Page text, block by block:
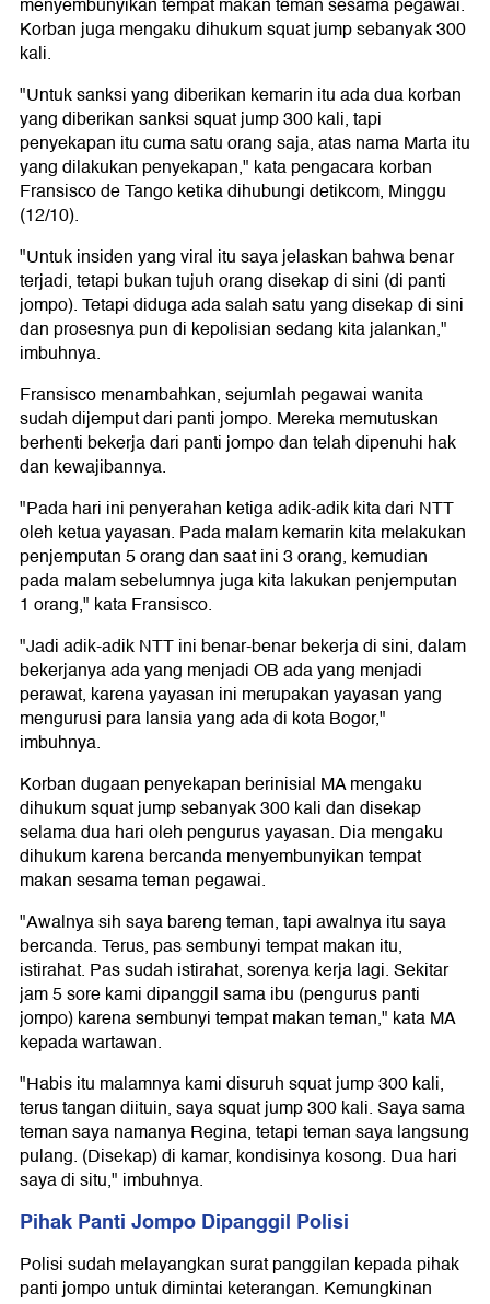
menyembunyikan tempat makan teman sesama pegawai.
Korban juga mengaku dihukum squat jump sebanyak 300
kali.
"Untuk sanksi yang diberikan kemarin itu ada dua korban
yang diberikan sanksi squat jump 300 kali, tapi
penyekapan itu cuma satu orang saja, atas nama Marta itu
yang dilakukan penyekapan," kata pengacara korban
Fransisco de Tango ketika dihubungi detikcom, Minggu
(12/10).
"Untuk insiden yang viral itu saya jelaskan bahwa benar
terjadi, tetapi bukan tujuh orang disekap di sini (di panti
jompo). Tetapi diduga ada salah satu yang disekap di sini
dan prosesnya pun di kepolisian sedang kita jalankan,"
imbuhnya.
Fransisco menambahkan, sejumlah pegawai wanita
sudah dijemput dari panti jompo. Mereka memutuskan
berhenti bekerja dari panti jompo dan telah dipenuhi hak
dan kewajibannya.
"Pada hari ini penyerahan ketiga adik-adik kita dari NTT
oleh ketua yayasan. Pada malam kemarin kita melakukan
penjemputan 5 orang dan saat ini 3 orang, kemudian
pada malam sebelumnya juga kita lakukan penjemputan
1 orang," kata Fransisco.
"Jadi adik-adik NTT ini benar-benar bekerja di sini, dalam
bekerjanya ada yang menjadi OB ada yang menjadi
perawat, karena yayasan ini merupakan yayasan yang
mengurusi para lansia yang ada di kota Bogor,"
imbuhnya.
Korban dugaan penyekapan berinisial MA mengaku
dihukum squat jump sebanyak 300 kali dan disekap
selama dua hari oleh pengurus yayasan. Dia mengaku
dihukum karena bercanda menyembunyikan tempat
makan sesama teman pegawai.
"Awalnya sih saya bareng teman, tapi awalnya itu saya
bercanda. Terus, pas sembunyi tempat makan itu,
istirahat. Pas sudah istirahat, sorenya kerja lagi. Sekitar
jam 5 sore kami dipanggil sama ibu (pengurus panti
jompo) karena sembunyi tempat makan teman," kata MA
kepada wartawan.
"Habis itu malamnya kami disuruh squat jump 300 kali,
terus tangan diituin, saya squat jump 300 kali. Saya sama
teman saya namanya Regina, tetapi teman saya langsung
pulang. (Disekap) di kamar, kondisinya kosong. Dua hari
saya di situ," imbuhnya.
Pihak Panti Jompo Dipanggil Polisi
Polisi sudah melayangkan surat panggilan kepada pihak
panti jompo untuk dimintai keterangan. Kemungkinan